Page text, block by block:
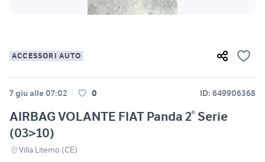
ACCESSORI AUTO
7 giu alle 07:02 0 ID: 649906368
AIRBAG VOLANTE FIAT Panda 2° Serie
(03>10)
Villa Literno (CE)